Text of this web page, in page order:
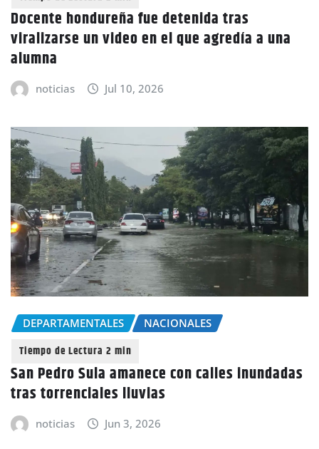
Docente hondureña fue detenida tras
viralizarse un video en el que agredía a una
alumna
noticias Jul 10, 2026
DEPARTAMENTALES NACIONALES
San Pedro Sula amanece con calles inundadas
tras torrenciales lluvias
noticias Jun 3, 2026